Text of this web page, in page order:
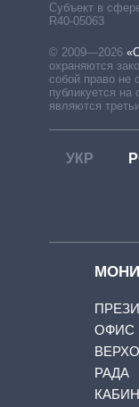
Субъект в
R40-05063
© 2009—2026
охраняются
собой право не
публикуется на
являются
УКР
ОФИС
РАДА